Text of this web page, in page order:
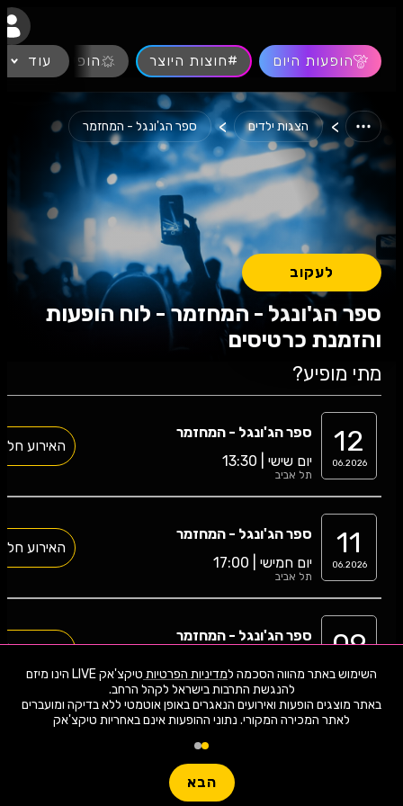
השימוש באתר מהווה הסכמה למדיניות הפרטיות
טיקצ'אק LIVE הינו מיזם
באתר מוצגים הופעות ואירועים הנאגרים באופן אוטמטי ללא בדיקה ומועברים
לאתר המכירה המקורי. נתוני ההופעות אינם באחריות טיקצ'אק
הבא
הופעות היום #חוצות היוצר הופעות חיות
עוד
> הצגות ילדים > ספר הג'ונגל - המחזמר
ספר הג'ונגל - המחזמר - לוח הופעות
והזמנת כרטיסים
לעקוב
מתי מופיע?
12
06.2026
ספר הג'ונגל - המחזמר
יום שישי | 13:30
תל אביב
האירוע
11
06.2026
ספר הג'ונגל - המחזמר
יום חמישי | 17:00
תל אביב
האירוע
09
ספר הג'ונגל - המחזמר
תל אביב
האירוע